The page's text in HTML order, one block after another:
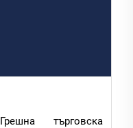
Грешна търговска